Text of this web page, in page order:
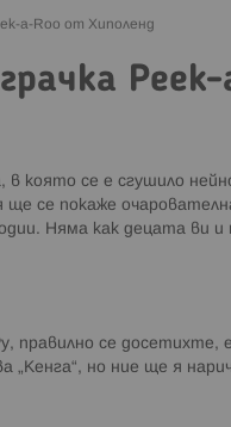
a-Roo от Хиполенд
в която се е сгушило
се покаже
Няма как децата
правилно се
„Кенга“, но ние ще я